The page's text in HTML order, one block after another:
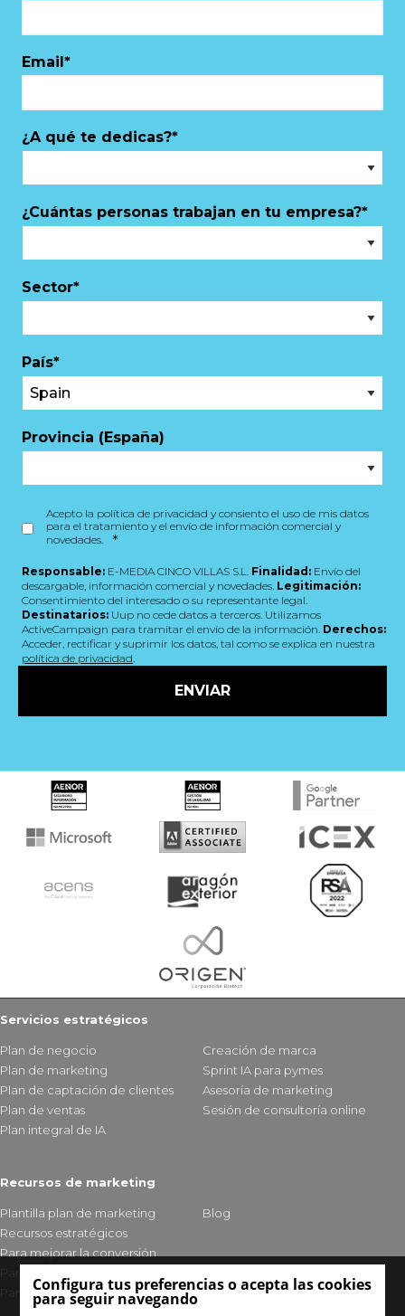
Configura tus preferencias o acepta las cookies
para seguir navegando
Email*
¿A qué te dedicas?*
¿Cuántas personas trabajan en tu empresa?*
Sector*
País*
Provincia (España)
Acepto la política de privacidad y consiento el uso de mis datos
para el tratamiento y el envío de información comercial y
novedades.
*
Responsable: E-MEDIA CINCO VILLAS S.L. Finalidad: Envío del
descargable, información comercial y novedades. Legitimación:
Consentimiento del interesado o su representante legal.
Destinatarios: Uup no cede datos a terceros. Utilizamos
ActiveCampaign para tramitar el envío de la información. Derechos:
Acceder, rectificar y suprimir los datos, tal como se explica en nuestra
política de privacidad
ENVIAR
Servicios estratégicos
Plan de negocio
Plan de marketing
Plan de captación de clientes
Plan de ventas
Plan integral de IA
Creación de marca
Sprint IA para pymes
Asesoría de marketing
Sesión de consultoría online
Recursos de marketing
Plantilla plan de marketing
Recursos estratégicos
Para mejorar la conversión
Para mejorar tu visibilidad
Blog